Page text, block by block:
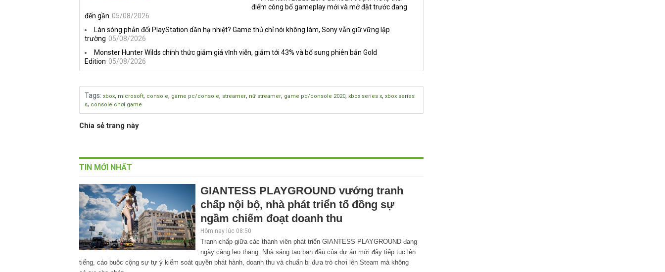
điểm công bố gameplay mới và mở đặt trước đang
đến gần 05/08/2026
Làn sóng phản đối PlayStation dần hạ nhiệt? Game thủ chỉ nói không làm, Sony vẫn giữ vững lập
trường 05/08/2026
Monster Hunter Wilds chính thức giảm giá vĩnh viễn, giảm tới 43% và bổ sung phiên bản Gold
Edition 05/08/2026
Tags: xbox, microsoft, console, game pc/console, streamer, nữ streamer, game pc/console 2020, xbox series x, xbox series
s, console chơi game
Chia sẻ trang này
TIN MỚI NHẤT
GIANTESS PLAYGROUND vướng tranh
chấp nội bộ, nhà phát triển tố đồng sự
ngầm chiếm đoạt doanh thu
Hôm nay lúc 08:50
Tranh chấp giữa các thành viên phát triển GIANTESS PLAYGROUND đang
ngày càng leo thang. Nhà sáng tạo ban đầu của dự án mới đây tiếp tục lên
tiếng, cáo buộc cộng sự tự ý kiểm soát quyền phát hành, doanh thu và chuẩn bị đưa trò chơi lên Steam mà không